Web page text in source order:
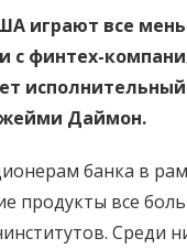
играют все
с финтех-
Даймон.
банка в
продукты все
Среди